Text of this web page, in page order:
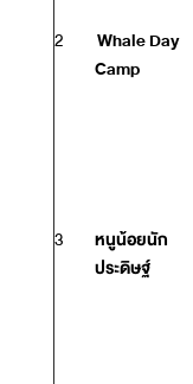
2
Whale Day
Camp
3
หนูน้อยนัก
ประดิษฐ์